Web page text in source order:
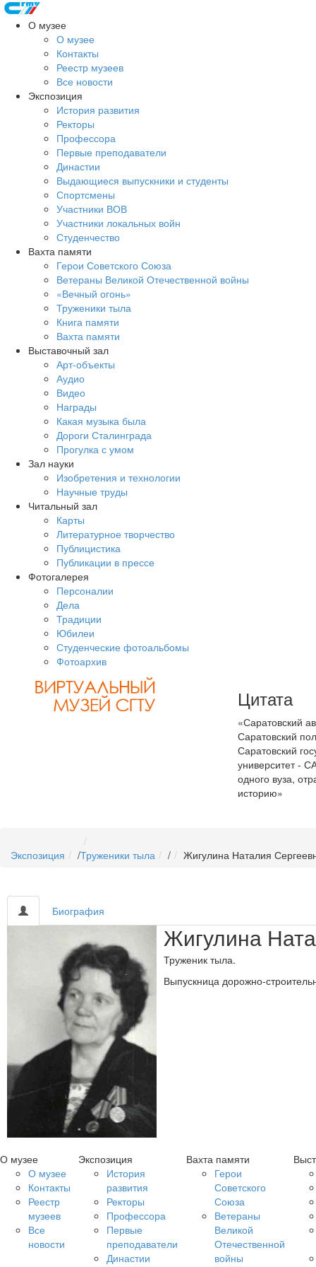
О музее
О музее
Контакты
Реестр музеев
Все новости
Экспозиция
История развития
Ректоры
Профессора
Первые преподаватели
Династии
Выдающиеся выпускники и студенты
Спортсмены
Участники ВОВ
Участники локальных войн
Студенчество
Вахта памяти
Герои Советского Союза
Ветераны Великой Отечественной войны
«Вечный огонь»
Труженики тыла
Книга памяти
Вахта памяти
Выставочный зал
Арт-объекты
Аудио
Видео
Награды
Какая музыка была
Дороги Сталинграда
Прогулка с умом
Зал науки
Изобретения и технологии
Научные труды
Читальный зал
Карты
Литературное творчество
Публицистика
Публикации в прессе
Фотогалерея
Персоналии
Дела
Традиции
Юбилеи
Студенческие фотоальбомы
Фотоархив
Цитата
«Саратовский
Саратовский
Саратовский
университет -
одного вуза,
историю»
Экспозиция /Труженики тыла / Жигулина Наталия
Биография
Жигулина
Труженик тыла.
Выпускница дорожно-
О музее
О музее
Контакты
Реестр
музеев
Все
новости
Экспозиция
История
развития
Ректоры
Профессора
Первые
преподаватели
Династии
Вахта памяти
Герои
Советского
Союза
Ветераны
Великой
Отечественной
войны